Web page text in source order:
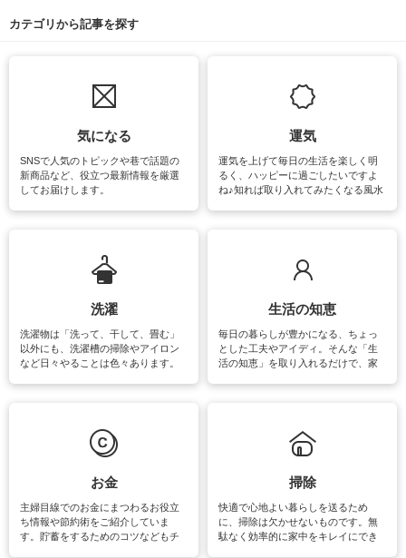
カテゴリから記事を探す
気になる
SNSで人気のトピックや巷で話題の
新商品など、役立つ最新情報を厳選
してお届けします。
運気
運気を上げて毎日の生活を楽しく明
るく、ハッピーに過ごしたいですよ
ね♪知れば取り入れてみたくなる風水
洗濯
洗濯物は「洗って、干して、畳む」
以外にも、洗濯槽の掃除やアイロン
など日々やることは色々あります。
マットなどの大きな洗濯物も、正し
い洗い方をすれば自宅で洗うことが
報やお悩み解消のための情報をご紹
生活の知恵
毎日の暮らしが豊かになる、ちょっ
とした工夫やアイディ。そんな「生
活の知恵」を取り入れるだけで、家
お金
主婦目線でのお金にまつわるお役立
ち情報や節約術をご紹介していま
す。貯蓄をするためのコツなどもチ
掃除
快適で心地よい暮らしを送るため
に、掃除は欠かせないものです。無
駄なく効率的に家中をキレイにでき